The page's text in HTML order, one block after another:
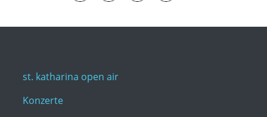
st. katharina open air
Konzerte